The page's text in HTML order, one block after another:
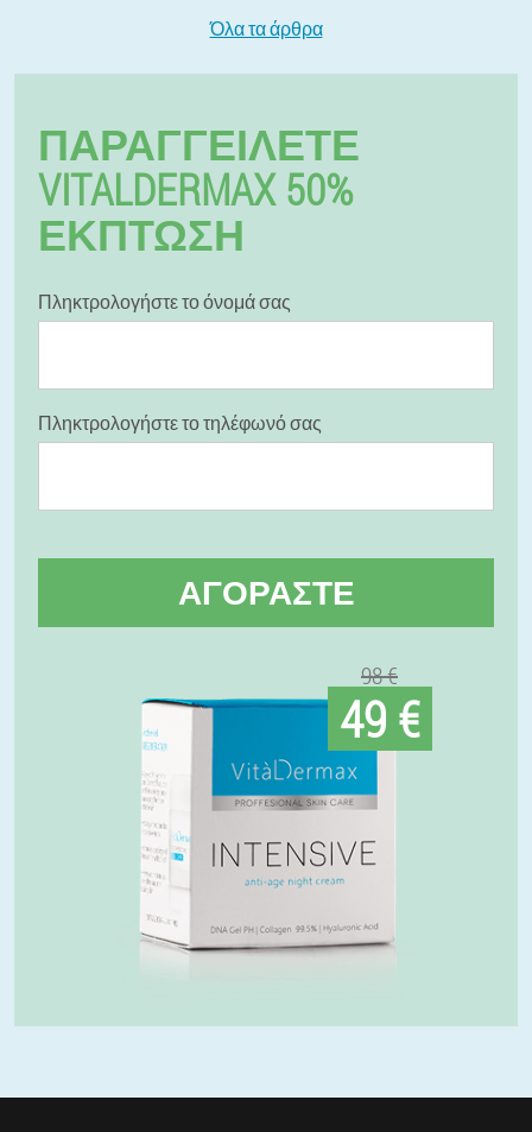
Όλα τα άρθρα
ΠΑΡΑΓΓΕΊΛΕΤΕ
VITALDERMAX 50%
ΈΚΠΤΩΣΗ
Πληκτρολογήστε το όνομά σας
Πληκτρολογήστε το τηλέφωνό σας
ΑΓΟΡΆΣΤΕ
98 €
49 €